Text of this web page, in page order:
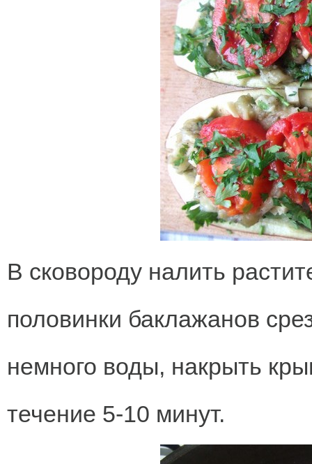
В сковороду налить
половинки баклажанов
немного воды, накрыть
течение 5-10 минут.